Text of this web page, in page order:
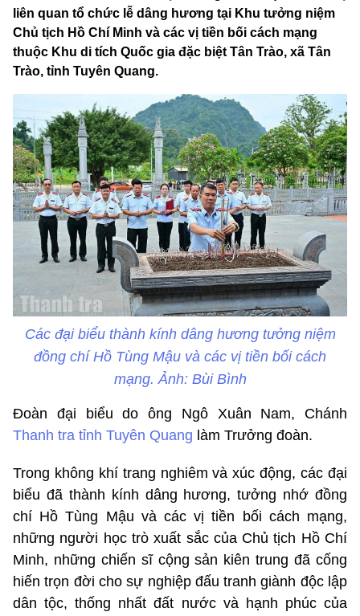
liên quan tổ chức lễ dâng hương tại Khu tưởng niệm
Chủ tịch Hồ Chí Minh và các vị tiền bối cách mạng
thuộc Khu di tích Quốc gia đặc biệt Tân Trào, xã Tân
Trào, tỉnh Tuyên Quang.
Các đại biểu thành kính dâng hương tưởng niệm
đồng chí Hồ Tùng Mậu và các vị tiền bối cách
mạng. Ảnh: Bùi Bình
Đoàn đại biểu do ông Ngô Xuân Nam, Chánh
Thanh tra tỉnh Tuyên Quang làm Trưởng đoàn.
Trong không khí trang nghiêm và xúc động, các đại
biểu đã thành kính dâng hương, tưởng nhớ đồng
chí Hồ Tùng Mậu và các vị tiền bối cách mạng,
những người học trò xuất sắc của Chủ tịch Hồ Chí
Minh, những chiến sĩ cộng sản kiên trung đã cống
hiến trọn đời cho sự nghiệp đấu tranh giành độc lập
dân tộc, thống nhất đất nước và hạnh phúc của